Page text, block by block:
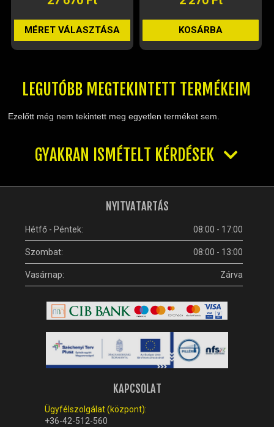
KOSÁRBA KOSÁRBA
LEGUTÓBB MEGTEKINTETT TERMÉKEIM
Ezelőtt még nem tekintett meg egyetlen terméket sem.
GYAKRAN ISMÉTELT KÉRDÉSEK
NYITVATARTÁS
Hétfő - Péntek: 08:00 - 17:00
Szombat: 08:00 - 13:00
Vasárnap: Zárva
KAPCSOLAT
Ügyfélszolgálat (központ):
+36-42-512-560